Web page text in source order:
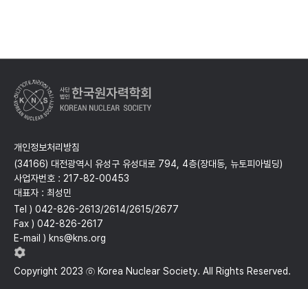
개인정보처리방침
(34166) 대전광역시 유성구 유성대로 794, 4층(장대동, 뉴토피아빌딩)
사업자번호 : 217-82-00453
대표자 : 최성민
Tel ) 042-826-2613/2614/2615/2677
Fax ) 042-826-2617
E-mail ) kns@kns.org
Copyright 2023 ⓒ Korea Nuclear Society. All Rights Reserved.